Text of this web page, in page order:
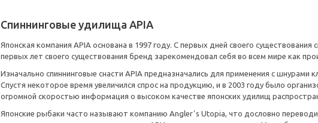
Спиннинговые удилища APIA
Японская компания APIA основана в 1997 году. С первых дней своего
первых лет своего существования бренд зарекомендовал себя во всем мире как
Изначально спиннинговые снасти APIA предназначались для применения с
Спустя некоторое время увеличился спрос на продукцию, и в 2003 году было
огромной скоростью информация о высоком качестве японских удилищ
Японские рыбаки часто называют компанию Anglerʼs Utopia, что дословно